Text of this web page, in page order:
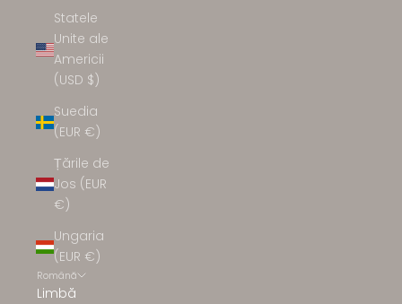
Statele
Unite ale
Americii
(USD $)
Suedia
(EUR €)
Țările de
Jos (EUR
€)
Ungaria
(EUR €)
Română
Limbă